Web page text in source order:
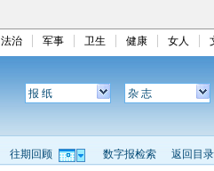
法治 军事 卫生 健康 女人
报 纸 杂 志
往期回顾 数字报检索 返回目录